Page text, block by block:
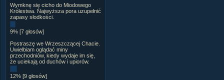
Wymknę się cicho do Miodowego
Królestwa. Najwyższa pora uzupełnić
zapasy słodkości.
9% [7 głosów]
Postraszę we Wrzeszczącej Chacie.
Uwielbiam oglądać miny
przechodniów, kiedy wydaje im się,
że uciekają od duchów i upiorów.
12% [9 głosów]